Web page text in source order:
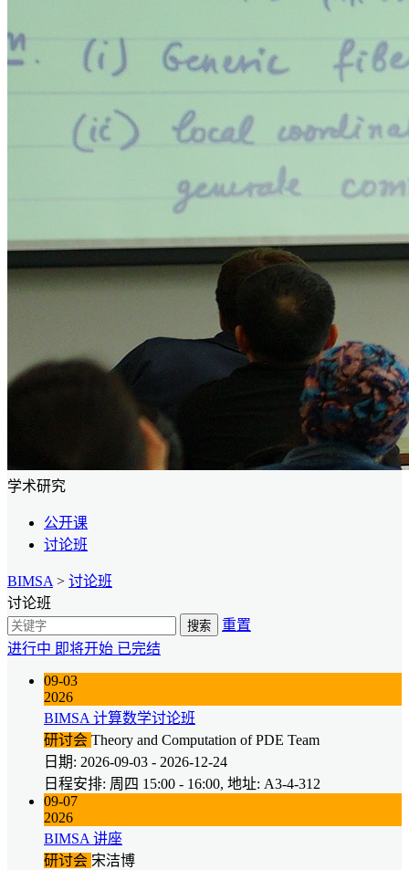
学术研究
公开课
讨论班
BIMSA > 讨论班
讨论班
搜索
重置
进行中 即将开始 已完结
09-03
2026
BIMSA 计算数学讨论班
研讨会 Theory and Computation of PDE Team
日期: 2026-09-03 - 2026-12-24
日程安排: 周四 15:00 - 16:00, 地址: A3-4-312
09-07
2026
BIMSA 讲座
研讨会 宋洁博